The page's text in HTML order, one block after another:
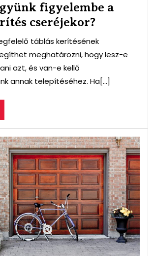
figyelembe a
cseréjekor?
táblás kerítésének
meghatározni, hogy lesz-e
azt, és van-e kellő
annak telepítéséhez. Ha[...]
és
a